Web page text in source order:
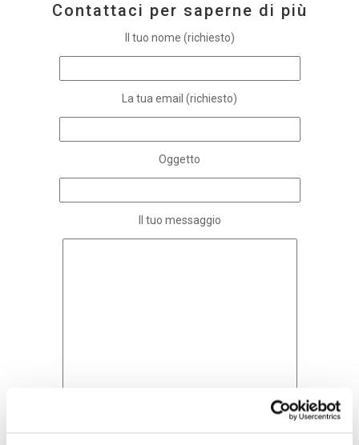
Contattaci per saperne di più
Il tuo nome (richiesto)
La tua email (richiesto)
Oggetto
Il tuo messaggio